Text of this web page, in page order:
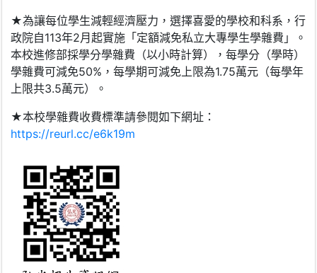
★為讓每位學生減輕經濟壓力，選擇喜愛的學校和科系，行
政院自113年2月起實施「定額減免私立大專學生學雜費」。
本校進修部採學分學雜費（以小時計算），每學分（學時）
學雜費可減免50%，每學期可減免上限為1.75萬元（每學年
上限共3.5萬元）。
★本校學雜費收費標準請參閱如下網址：
https://reurl.cc/e6k19m